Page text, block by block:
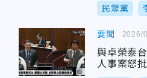
民眾黨
要聞
與卓榮泰
人事案怒
2026/